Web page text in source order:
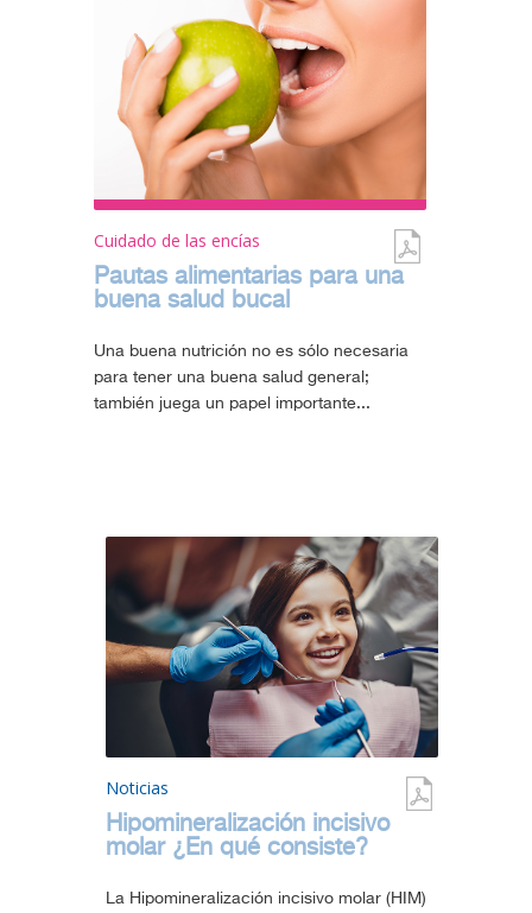
Cuidado de las encías
Pautas alimentarias para una
buena salud bucal
Una buena nutrición no es sólo necesaria
para tener una buena salud general;
también juega un papel importante...
Noticias
Hipomineralización incisivo
molar ¿En qué consiste?
La Hipomineralización incisivo molar (HIM)